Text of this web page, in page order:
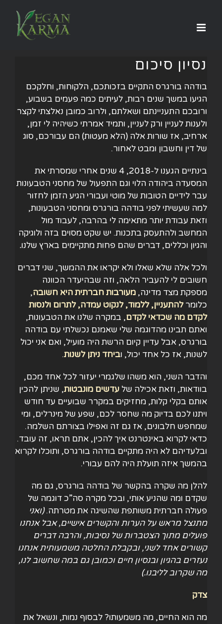
נסיון סיכום
בודהה בורגרס התקיים בזכותכם, הלקוחות, וחלקכם
הגיעו במשך שנים רבות, לעיתים כמה פעמים בשבוע,
ורובכם התעניינתם ושאלתם, ולרוב כמובן נאלצתי לקצר
ולענות לעניין ורק לעניין, ותמיד אמרתי כשיהיה לי זמן,
ארחיב, אז שורות אלה (הלא מעטות) הם עבורכם, סוג
של דין וחשבון ומבט לאחור.
בינתיים הגענו ל-2018, 4 שנים אחרי שמסרתי את
המסעדה ביהודה הלוי וגם התפעול של מחסני הטבעונות
עבר לידיים הטובות של מוטי ועבורי הגיע הזמן לחזור
למה שעשיתי לפני בודהה בורגרס ומחסני הטבעונות,
וזאת עבודת יותר מתאימה לי בהרבה, לעבוד מול
המחשב ולהתעסק בתכנות. יש שקט מסוים בזה ולוגיקה
והגיון וכללים, דברים שהם פחות מתקיימים בארץ שלנו.
ולכל אלה שלא שאלו ולא יקראו את ההמשך, שני דברים
חשובים לי להעביר הלאה, וזה שבהיעדר הכוונה
מספקת מצד מדינה, מעורבות חברתית היא חשובה,
כלומרלהתעניין, ללמוד, לנקוט עמדה, לתרום ולנסות
לקדם מה שכדאי לקדם, במקרה שלנו את הטבעונות,
ואתם תבינו מהדוגמה שלי שאמנם נכשלתי עם בודהה
בורגרס, אבל עדיין קיום הרשת היה מועיל, ואם אני יכול
לשנות, אז כל אחד יכול, וביחד ניתן לשנות.
והדבר השני, הוא משהו שלגמרי יעזור לכל אחד מכם,
בוודאות, וזאת אכילה של עדשים מונבטות, שניתן להכין
אותם בקלי קלות, מחזיקים במקרר שבועיים עד חודש
ויתנו לכם בדיוק מה שחסר לכם, שפע של מינרלים, ומי
שמחפש חלבונים, אז גם זה ואפילו בצורתם השלמה.
כדאי לקרוא באינטרנט איך להכין, אתם תראו, זה עובד.
ובלעדיהם לא היה מתקיים בודהה בורגרס, ותוכלו לקרוא
בהמשך איזה תועלת היה להם עבורי.
להלן מה שקרה בהקשר של בודהה בורגרס, גם מה
שקדם ומה שהניע אותי, ובכל מקרה סה”כ דוגמה של
פעולה חברתית משותפת שהשיגה את מטרתה.(ואני
מתנצל מראש על הערות והקשרים אישיים, אבל אנחנו
פועלים מתוך הצטברות של נסיבות, והרבה דברים
קשורים אחד לשני, ובקבלת החלטה משמעותית אנחנו
נעזרים בהגיון ובנסיון חיים וכמובן גם במה שחשוב לנו,
מה שקרוב לליבנו.)
צדק
מה הוא החיים, מה משמעותו? לבסוף נמות, ונשאל את